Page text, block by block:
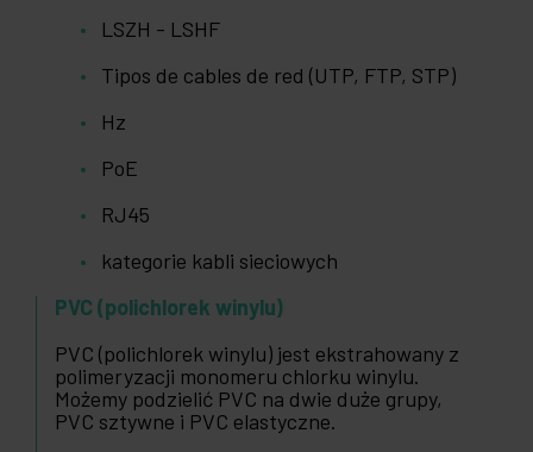
LSZH - LSHF
Tipos de cables de red (UTP, FTP, STP)
Hz
PoE
RJ45
kategorie kabli sieciowych
PVC (polichlorek winylu)
PVC (polichlorek winylu) jest ekstrahowany z
polimeryzacji monomeru chlorku winylu.
Możemy podzielić PVC na dwie duże grupy,
PVC sztywne i PVC elastyczne.